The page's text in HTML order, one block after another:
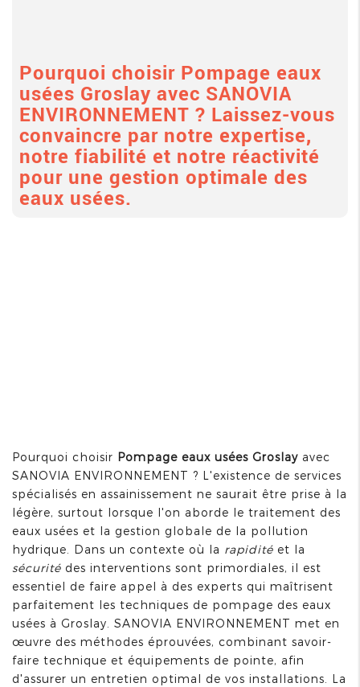
Pourquoi choisir Pompage eaux
usées Groslay avec SANOVIA
ENVIRONNEMENT ? Laissez-vous
convaincre par notre expertise,
notre fiabilité et notre réactivité
pour une gestion optimale des
eaux usées.
Pourquoi choisir Pompage eaux usées Groslay avec
SANOVIA ENVIRONNEMENT ? L'existence de services
spécialisés en assainissement ne saurait être prise à la
légère, surtout lorsque l'on aborde le traitement des
eaux usées et la gestion globale de la pollution
hydrique. Dans un contexte où la rapidité et la
sécurité des interventions sont primordiales, il est
essentiel de faire appel à des experts qui maîtrisent
parfaitement les techniques de pompage des eaux
usées à Groslay. SANOVIA ENVIRONNEMENT met en
œuvre des méthodes éprouvées, combinant savoir-
faire technique et équipements de pointe, afin
d'assurer un entretien optimal de vos installations. La